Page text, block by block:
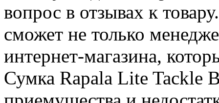
вопрос в отзывах к
сможет не только
интернет-магазина,
Сумка Rapala Lite Tackle